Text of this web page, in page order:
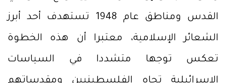
القدس ومناطق عام 1948 تستهدف أحد أبرز
الشعائر الإسلامية، معتبرا أن هذه الخطوة
تعكس توجها متشددا في السياسات